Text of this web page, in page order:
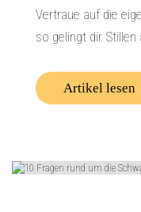
Vertraue auf die
so gelingt dir Stillen
Artikel lesen